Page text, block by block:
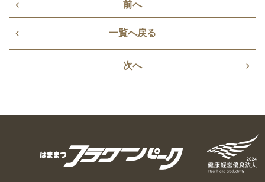
前へ
一覧へ戻る
次へ